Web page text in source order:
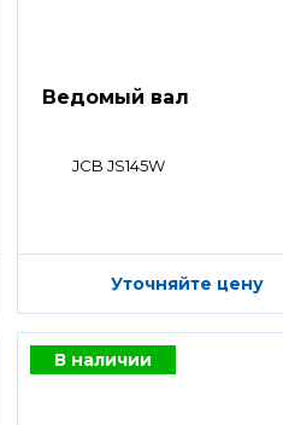
Ведомый вал
JCB JS145W
Уточняйте цену
В наличии